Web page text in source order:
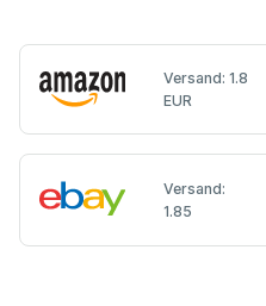
Versand: 1.8
EUR
Versand:
1.85